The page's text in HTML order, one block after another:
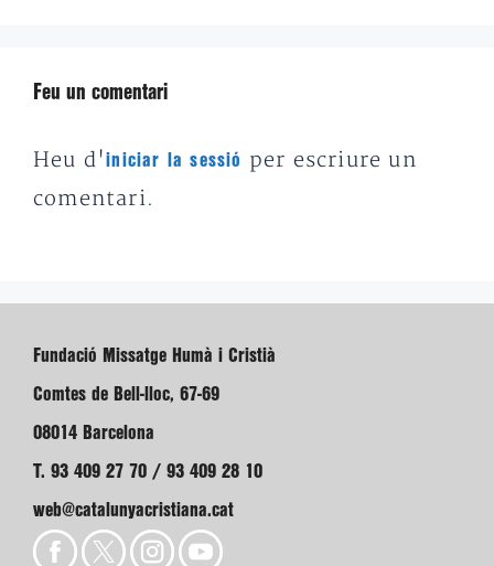
Feu un comentari
Heu d'iniciar la sessió
per escriure un
comentari.
Fundació Missatge Humà i Cristià
Comtes de Bell-lloc, 67-69
08014 Barcelona
T. 93 409 27 70 / 93 409 28 10
web@catalunyacristiana.cat